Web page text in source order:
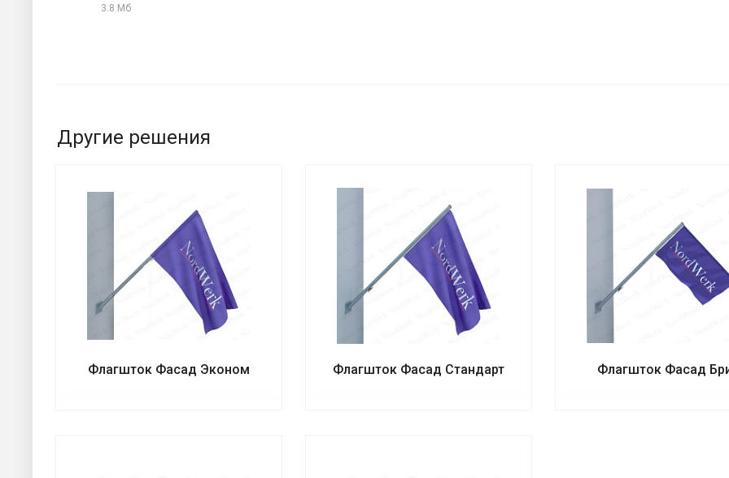
3.8 Мб
Другие решения
Флагшток Фасад Эконом Флагшток Фасад Стандарт Флагшток Фасад